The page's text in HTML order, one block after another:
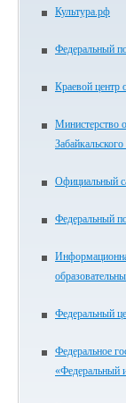
Культура.рф
Федеральный
Краевой центр
Министерство
Официальный
Федеральный
Федеральный
Федеральное
«Федеральный